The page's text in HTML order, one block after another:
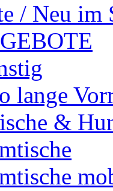
/ Neu im
lange
&